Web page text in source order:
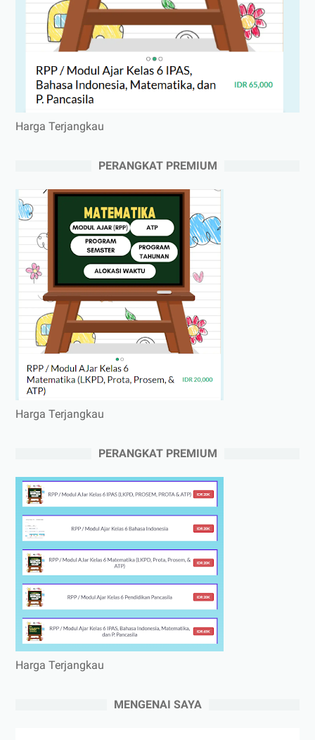
Harga Terjangkau
PERANGKAT PREMIUM
Harga Terjangkau
PERANGKAT PREMIUM
Harga Terjangkau
MENGENAI SAYA